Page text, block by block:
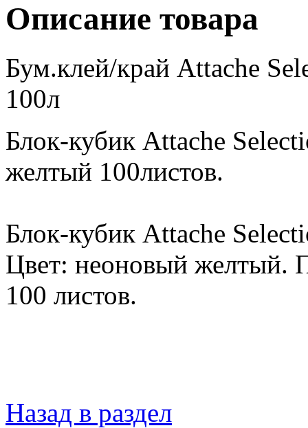
Описание товара
Бум.клей/край Attache
100л
Блок-кубик Attache
желтый 100листов.
Блок-кубик Attache
Цвет: неоновый желтый.
100 листов.
Назад в раздел